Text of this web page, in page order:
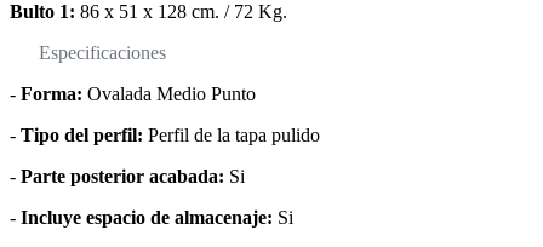
Bulto 1: 86 x 51 x 128 cm. / 72 Kg.
Especificaciones
- Forma: Ovalada Medio Punto
- Tipo del perfil: Perfil de la tapa pulido
- Parte posterior acabada: Si
- Incluye espacio de almacenaje: Si